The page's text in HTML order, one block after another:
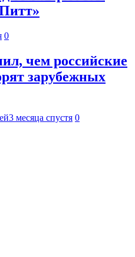
0
чем российские
зарубежных
3 месяца спустя 0